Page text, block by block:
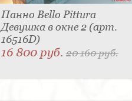
Панно Bello Pittura
Девушка в окне 2 (арт.
16516D)
16 800 руб. 20 160 руб.